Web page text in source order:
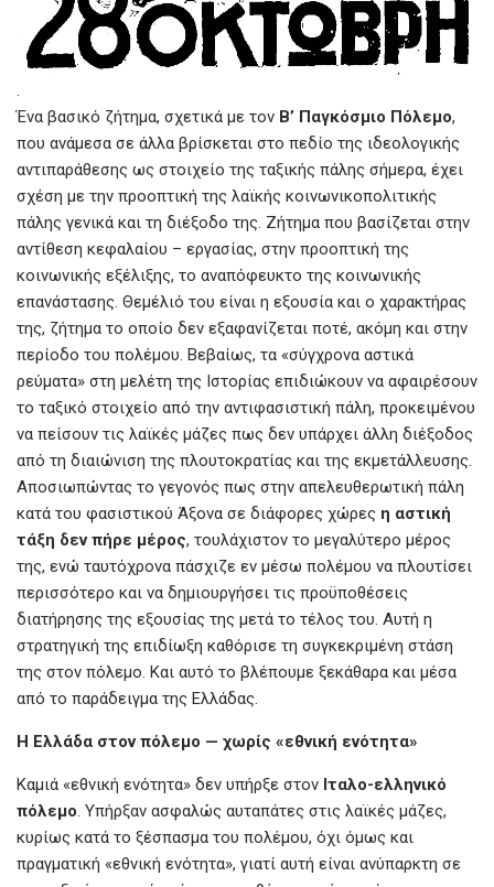
.
Ένα βασικό ζήτημα, σχετικά με τον Β’ Παγκόσμιο Πόλεμο,
που ανάμεσα σε άλλα βρίσκεται στο πεδίο της ιδεολογικής
αντιπαράθεσης ως στοιχείο της ταξικής πάλης σήμερα, έχει
σχέση με την προοπτική της λαϊκής κοινωνικοπολιτικής
πάλης γενικά και τη διέξοδο της. Ζήτημα που βασίζεται στην
αντίθεση κεφαλαίου – εργασίας, στην προοπτική της
κοινωνικής εξέλιξης, το αναπόφευκτο της κοινωνικής
επανάστασης. Θεμέλιό του είναι η εξουσία και ο χαρακτήρας
της, ζήτημα το οποίο δεν εξαφανίζεται ποτέ, ακόμη και στην
περίοδο του πολέμου. Βεβαίως, τα «σύγχρονα αστικά
ρεύματα» στη μελέτη της Ιστορίας επιδιώκουν να αφαιρέσουν
το ταξικό στοιχείο από την αντιφασιστική πάλη, προκειμένου
να πείσουν τις λαϊκές μάζες πως δεν υπάρχει άλλη διέξοδος
από τη διαιώνιση της πλουτοκρατίας και της εκμετάλλευσης.
Αποσιωπώντας το γεγονός πως στην απελευθερωτική πάλη
κατά του φασιστικού Άξονα σε διάφορες χώρες η αστική
τάξη δεν πήρε μέρος, τουλάχιστον το μεγαλύτερο μέρος
της, ενώ ταυτόχρονα πάσχιζε εν μέσω πολέμου να πλουτίσει
περισσότερο και να δημιουργήσει τις προϋποθέσεις
διατήρησης της εξουσίας της μετά το τέλος του. Αυτή η
στρατηγική της επιδίωξη καθόρισε τη συγκεκριμένη στάση
της στον πόλεμο. Και αυτό το βλέπουμε ξεκάθαρα και μέσα
από το παράδειγμα της Ελλάδας.
Η Ελλάδα στον πόλεμο — χωρίς «εθνική ενότητα»
Καμιά «εθνική ενότητα» δεν υπήρξε στον Ιταλο-ελληνικό
πόλεμο. Υπήρξαν ασφαλώς αυταπάτες στις λαϊκές μάζες,
κυρίως κατά το ξέσπασμα του πολέμου, όχι όμως και
πραγματική «εθνική ενότητα», γιατί αυτή είναι ανύπαρκτη σε